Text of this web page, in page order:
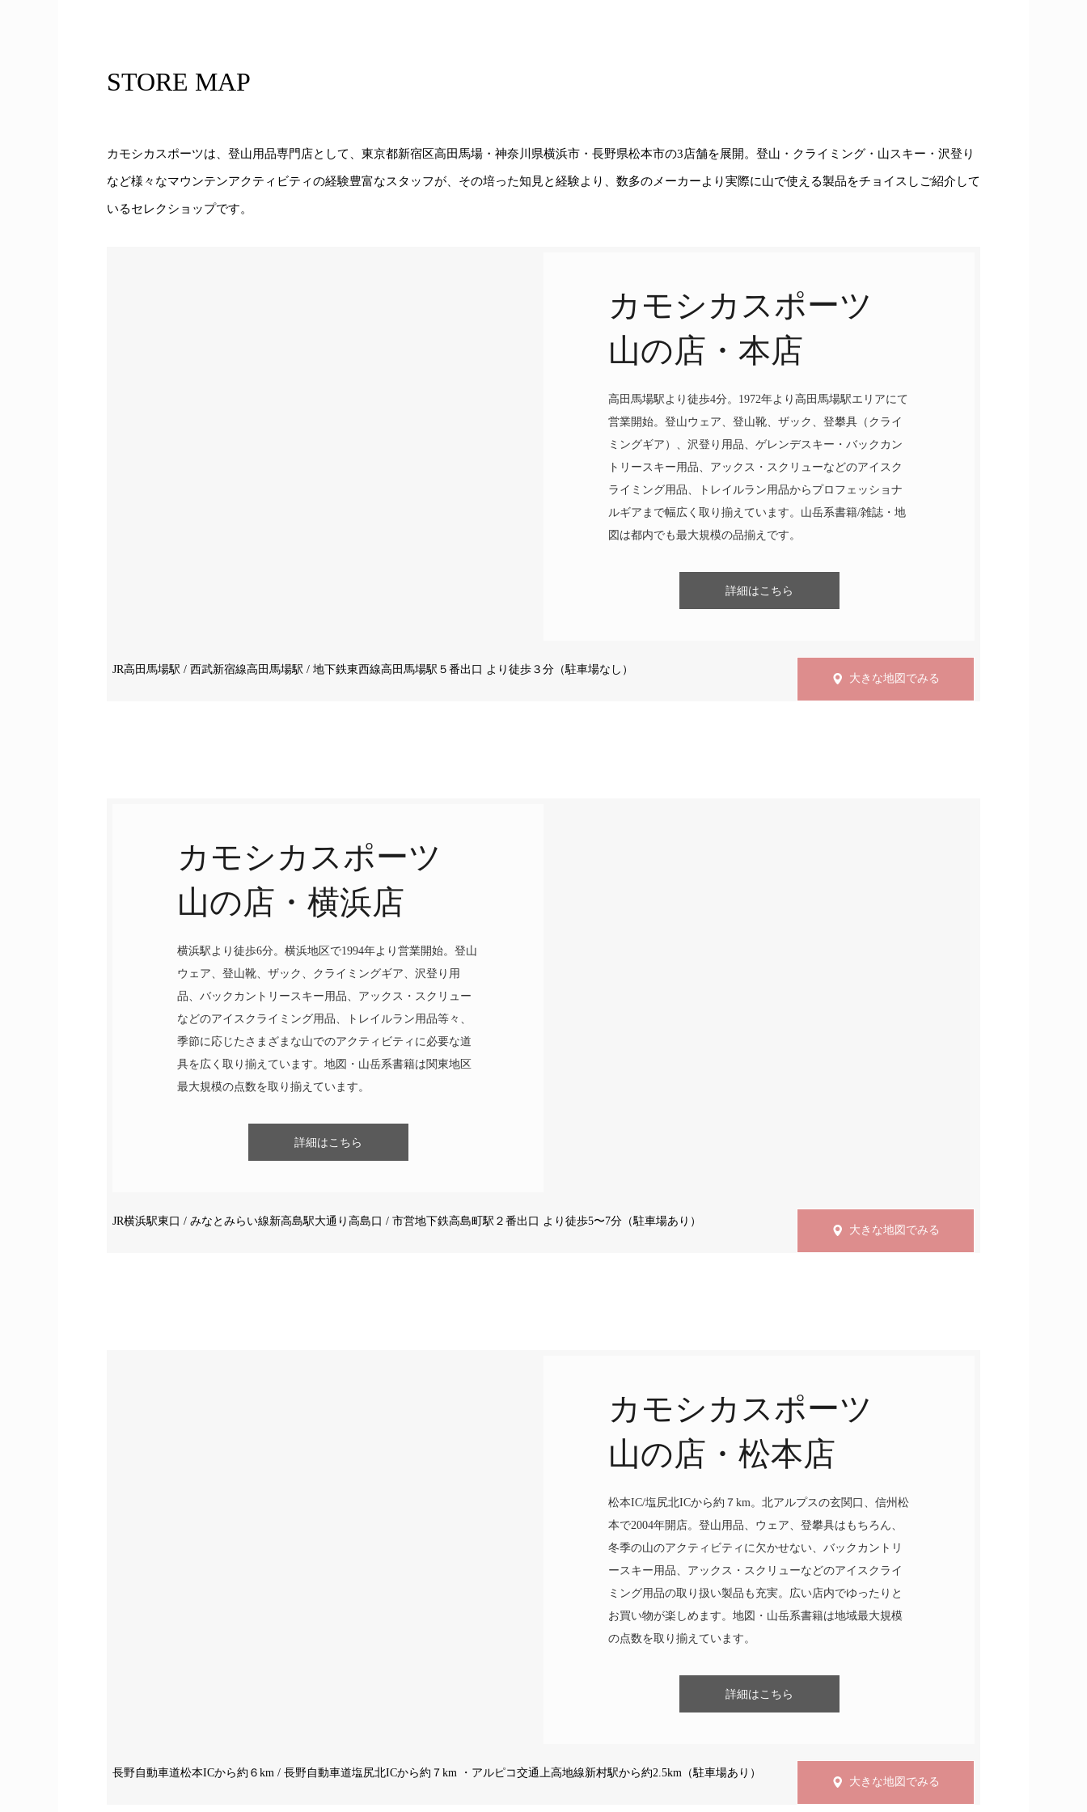
STORE MAP
カモシカスポーツは、登山用品専門店として、東京都新宿区高田馬場・神奈川県横浜市・長野県松本市の3店舗を展開。登山・クライミング・山スキー・沢登り
など様々なマウンテンアクティビティの経験豊富なスタッフが、その培った知見と経験より、数多のメーカーより実際に山で使える製品をチョイスしご紹介して
いるセレクショップです。
カモシカスポーツ
山の店・本店
高田馬場駅より徒歩4分。1972年より高田馬場駅エリアにて
営業開始。登山ウェア、登山靴、ザック、登攀具（クライ
ミングギア）、沢登り用品、ゲレンデスキー・バックカン
トリースキー用品、アックス・スクリューなどのアイスク
ライミング用品、トレイルラン用品からプロフェッショナ
ルギアまで幅広く取り揃えています。山岳系書籍/雑誌・地
図は都内でも最大規模の品揃えです。
詳細はこちら
JR高田馬場駅 / 西武新宿線高田馬場駅 / 地下鉄東西線高田馬場駅５番出口 より徒歩３分（駐車場なし）
大きな地図でみる
カモシカスポーツ
山の店・横浜店
横浜駅より徒歩6分。横浜地区で1994年より営業開始。登山
ウェア、登山靴、ザック、クライミングギア、沢登り用
品、バックカントリースキー用品、アックス・スクリュー
などのアイスクライミング用品、トレイルラン用品等々、
季節に応じたさまざまな山でのアクティビティに必要な道
具を広く取り揃えています。地図・山岳系書籍は関東地区
最大規模の点数を取り揃えています。
詳細はこちら
JR横浜駅東口 / みなとみらい線新高島駅大通り高島口 / 市営地下鉄高島町駅２番出口 より徒歩5〜7分（駐車場あり）
大きな地図でみる
カモシカスポーツ
山の店・松本店
松本IC/塩尻北ICから約７km。北アルプスの玄関口、信州松
本で2004年開店。登山用品、ウェア、登攀具はもちろん、
冬季の山のアクティビティに欠かせない、バックカントリ
ースキー用品、アックス・スクリューなどのアイスクライ
ミング用品の取り扱い製品も充実。広い店内でゆったりと
お買い物が楽しめます。地図・山岳系書籍は地域最大規模
の点数を取り揃えています。
詳細はこちら
長野自動車道松本ICから約６km / 長野自動車道塩尻北ICから約７km ・アルピコ交通上高地線新村駅から約2.5km（駐車場あり）
大きな地図でみる